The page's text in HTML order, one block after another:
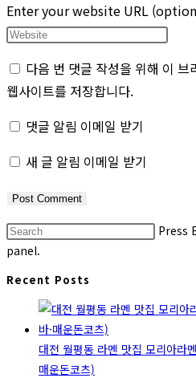
Enter your website URL
다음 번 댓글 작성을 위해 이
웹사이트를 저장합니다.
댓글 알림 이메일 받기
새 글 알림 이메일 받기
Press
panel.
Recent Posts
대전 월평동 라멘 맛집 모리아라
매운돈코츠)